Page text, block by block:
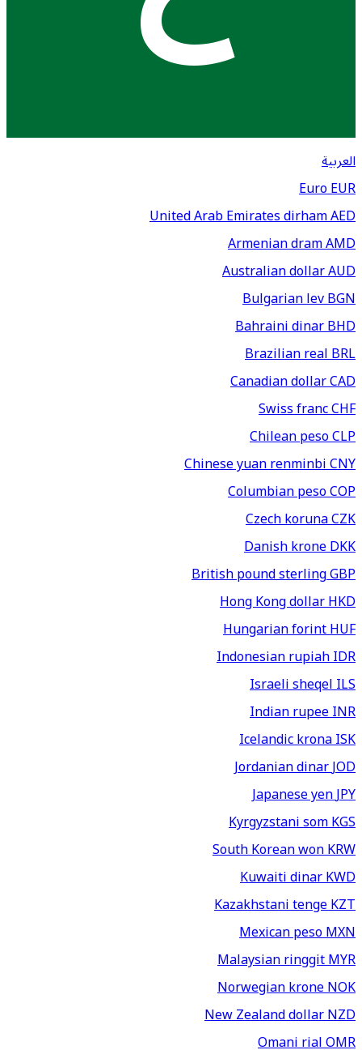
العربية
EuroEUR
United Arab Emirates dirhamAED
Armenian dramAMD
Australian dollarAUD
Bulgarian levBGN
Bahraini dinarBHD
Brazilian realBRL
Canadian dollarCAD
Swiss francCHF
Chilean pesoCLP
Chinese yuan renminbiCNY
Columbian pesoCOP
Czech korunaCZK
Danish kroneDKK
British pound sterlingGBP
Hong Kong dollarHKD
Hungarian forintHUF
Indonesian rupiahIDR
Israeli sheqelILS
Indian rupeeINR
Icelandic kronaISK
Jordanian dinarJOD
Japanese yenJPY
Kyrgyzstani somKGS
South Korean wonKRW
Kuwaiti dinarKWD
Kazakhstani tengeKZT
Mexican pesoMXN
Malaysian ringgitMYR
Norwegian kroneNOK
New Zealand dollarNZD
Omani rialOMR